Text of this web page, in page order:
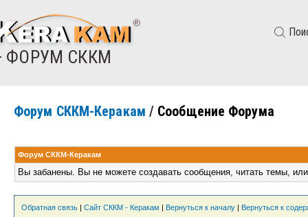
ФОРУМ СККМ
Форум СККМ-Керакам / Сообщение Форума
Форум СККМ-Керакам
Вы забанены. Вы не можете создавать сообщения, читать темы,
Обратная связь | Сайт СККМ - Керакам | Вернуться к началу | Вернуться к